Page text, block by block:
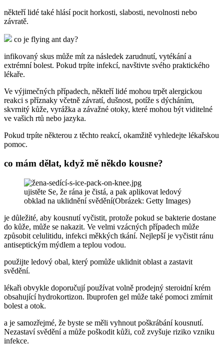
někteří lidé také hlásí pocit horkosti, slabosti, nevolnosti nebo
závratě.
co je flying ant day?
infikovaný skus může mít za následek zarudnutí, vytékání a
extrémní bolest. Pokud trpíte infekcí, navštivte svého praktického
lékaře.
Ve výjimečných případech, někteří lidé mohou trpět alergickou
reakci s příznaky včetně závratí, dušnost, potíže s dýcháním,
skvrnitý kůže, vyrážka a závažné otoky, které mohou být viditelné
ve vašich rtů nebo jazyka.
Pokud trpíte některou z těchto reakcí, okamžitě vyhledejte lékařskou
pomoc.
co mám dělat, když mě někdo kousne?
ujistěte Se, že rána je čistá, a pak aplikovat ledový
obklad na uklidnění svědění(Obrázek: Getty Images)
je důležité, aby kousnutí vyčistit, protože pokud se bakterie dostane
do kůže, může se nakazit. Ve velmi vzácných případech může
způsobit celulitidu, infekci měkkých tkání. Nejlepší je vyčistit ránu
antiseptickým mýdlem a teplou vodou.
použijte ledový obal, který pomůže uklidnit oblast a zastavit
svědění.
lékaři obvykle doporučují používat volně prodejný steroidní krém
obsahující hydrokortizon. Ibuprofen gel může také pomoci zmírnit
bolest a otok.
a je samozřejmé, že byste se měli vyhnout poškrábání kousnutí.
Nezastaví svědění a může poškodit kůži, což zvyšuje riziko vzniku
infekce.